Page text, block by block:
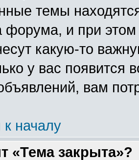
темы
форума, и при
какую-то
у вас появится
вам
к началу
«Тема закрыта»?